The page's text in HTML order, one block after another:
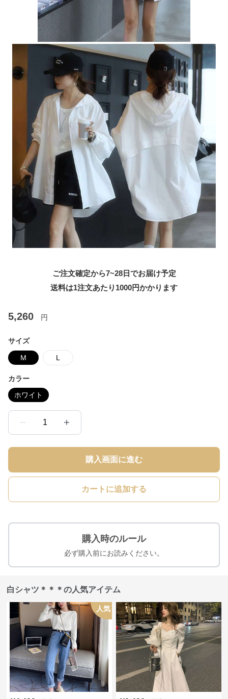
ご注文確定から7~28日でお届け予定
送料は1注文あたり 1000円かかります
5,260 円
サイズ
M L
カラー
ホワイト
1
購入画面に進む
カートに追加する
購入時のルール
必ず購入前にお読みください。
白シャツ＊＊＊の人気アイテム
人気